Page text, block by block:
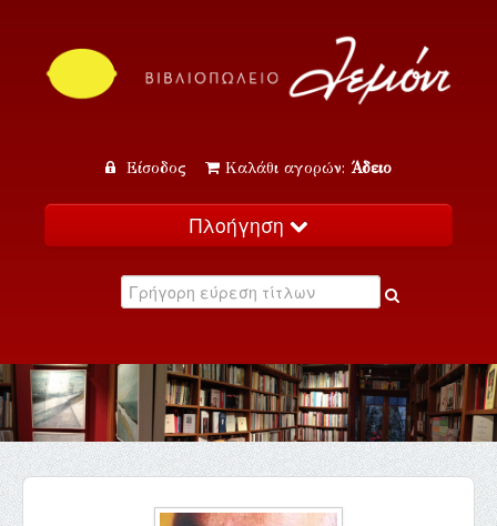
Είσοδος Καλάθι αγορών: Άδειο
Πλοήγηση
Κατάλογος
Εκδηλώσεις
Επικοινωνία